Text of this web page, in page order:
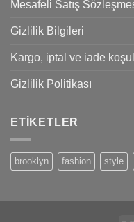
Mesafeli Satış
Gizlilik Bilgileri
Kargo, iptal ve iade
Gizlilik Politikası
ETIKETLER
brooklyn fashion style